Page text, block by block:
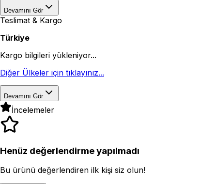
Devamını Gör
Teslimat & Kargo
Türkiye
Kargo bilgileri yükleniyor...
Diğer Ülkeler için tıklayınız...
Devamını Gör
İncelemeler
Henüz değerlendirme yapılmadı
Bu ürünü değerlendiren ilk kişi siz olun!